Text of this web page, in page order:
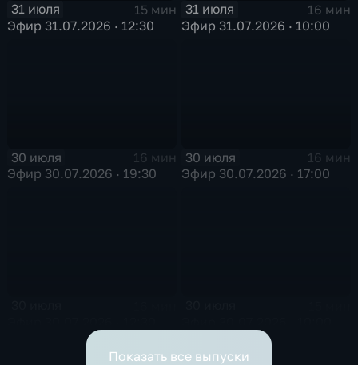
31 июля
15 мин
Эфир 31.07.2026 · 12:30
31 июля
16 мин
Эфир 31.07.2026 · 10:00
30 июля
16 мин
Эфир 30.07.2026 · 19:30
30 июля
16 мин
Эфир 30.07.2026 · 17:00
Показать все выпуски